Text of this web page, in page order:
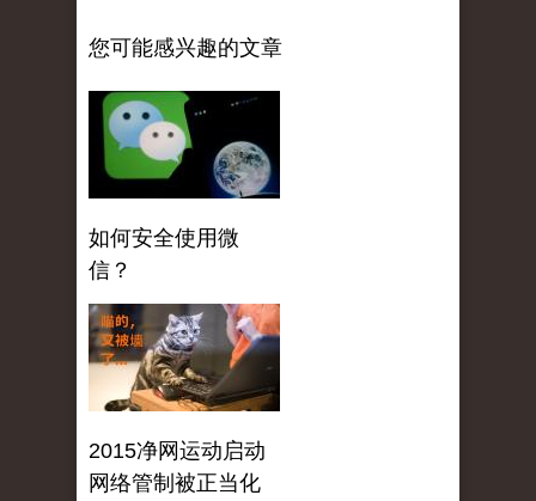
您可能感兴趣的文章
如何安全使用微
信？
2015净网运动启动
网络管制被正当化